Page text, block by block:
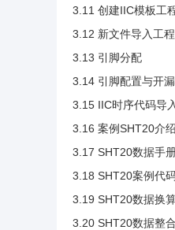
3.11 创建IIC模板工
3.12 新文件导入工程
3.13 引脚分配
3.14 引脚配置与开
3.15 IIC时序代码导入
3.16 案例SHT20介绍
3.17 SHT20数据手
3.18 SHT20案例代
3.19 SHT20数据换
3.20 SHT20数据整